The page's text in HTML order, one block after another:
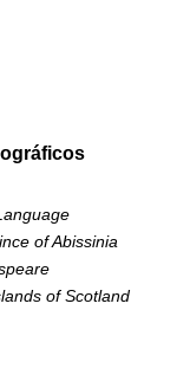
of Abissinia
of Scotland